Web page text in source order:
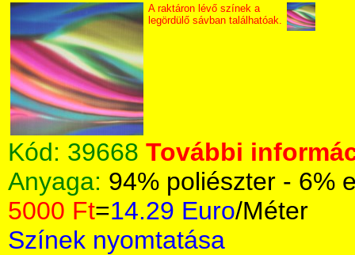
A raktáron lévő színek a
legördülő sávban találhatóak.
Kód: 39668 További
Anyaga: 94% poliészter - 6%
5000 Ft=14.29 Euro/Méter
Színek nyomtatása